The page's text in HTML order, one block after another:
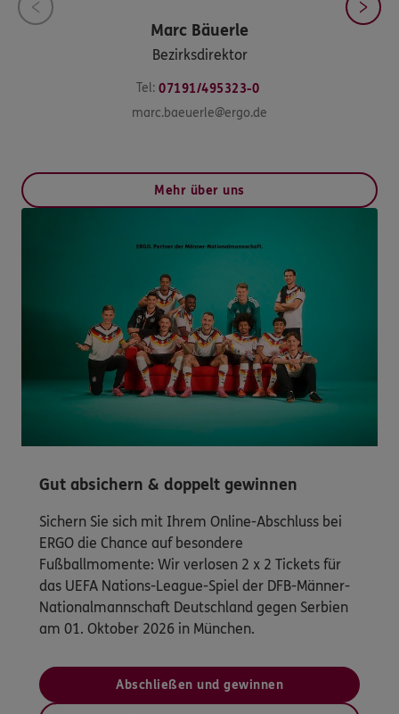
Marc Bäuerle
Bezirksdirektor
Tel: 07191/495323-0
marc.baeuerle@ergo.de
Mehr über uns
Gut absichern & doppelt gewinnen
Sichern Sie sich mit Ihrem Online-Abschluss bei
ERGO die Chance auf besondere
Fußballmomente: Wir verlosen 2 x 2 Tickets für
das UEFA Nations-League-Spiel der DFB-Männer-
Nationalmannschaft Deutschland gegen Serbien
am 01. Oktober 2026 in München.
Abschließen und gewinnen